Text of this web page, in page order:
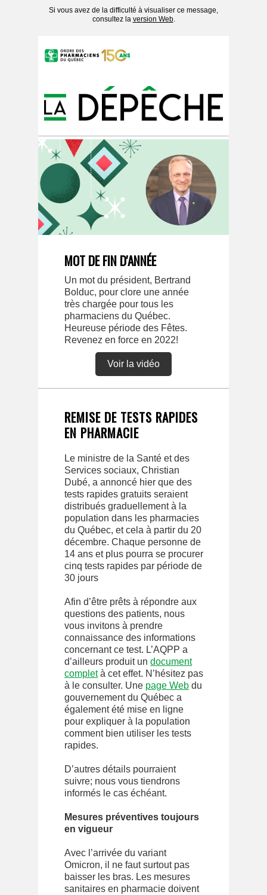
Si vous avez de la difficulté à visualiser ce message,
consultez la version Web.
MOT DE FIN D'ANNÉE
Un mot du président, Bertrand
Bolduc, pour clore une année
très chargée pour tous les
pharmaciens du Québec.
Heureuse période des Fêtes.
Revenez en force en 2022!
Voir la vidéo
REMISE DE TESTS RAPIDES
EN PHARMACIE
Le ministre de la Santé et des
Services sociaux, Christian
Dubé, a annoncé hier que des
tests rapides gratuits seraient
distribués graduellement à la
population dans les pharmacies
du Québec, et cela à partir du 20
décembre. Chaque personne de
14 ans et plus pourra se procurer
cinq tests rapides par période de
30 jours
Afin d’être prêts à répondre aux
questions des patients, nous
vous invitons à prendre
connaissance des informations
concernant ce test. L’AQPP a
d’ailleurs produit un document
completà cet effet. N’hésitez pas
à le consulter. Une page Web du
gouvernement du Québec a
également été mise en ligne
pour expliquer à la population
comment bien utiliser les tests
rapides.
D’autres détails pourraient
suivre; nous vous tiendrons
informés le cas échéant.
Mesures préventives toujours
en vigueur
Avec l’arrivée du variant
Omicron, il ne faut surtout pas
baisser les bras. Les mesures
sanitaires en pharmacie doivent